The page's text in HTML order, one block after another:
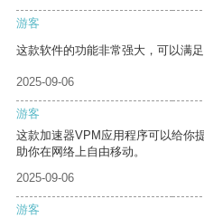
游客
这款软件的功能非常强大，可以满
2025-09-06
游客
这款加速器VPM应用程序可以给你
助你在网络上自由移动。
2025-09-06
游客